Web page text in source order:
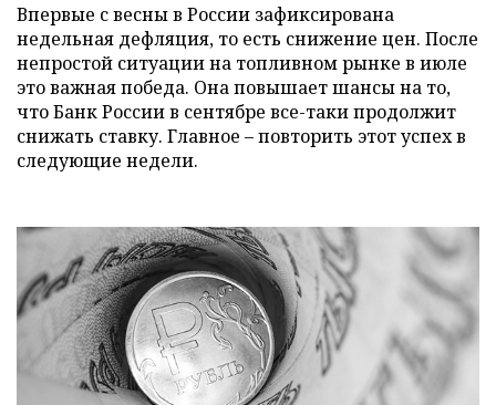
Впервые с весны в России зафиксирована
недельная дефляция, то есть снижение цен. После
непростой ситуации на топливном рынке в июле
это важная победа. Она повышает шансы на то,
что Банк России в сентябре все-таки продолжит
снижать ставку. Главное – повторить этот успех в
следующие недели.